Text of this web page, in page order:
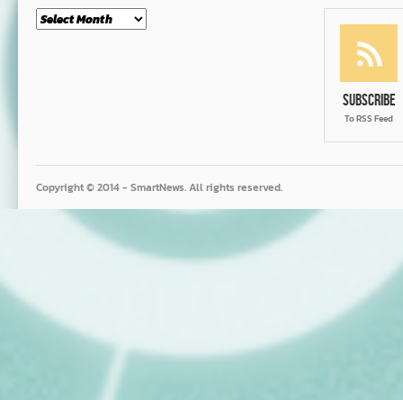
Month
Subscribe
To RSS Feed
Copyright © 2014 - SmartNews. All rights reserved.